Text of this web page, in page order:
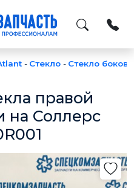
- Стекло - Стекло
правой
на Соллерс